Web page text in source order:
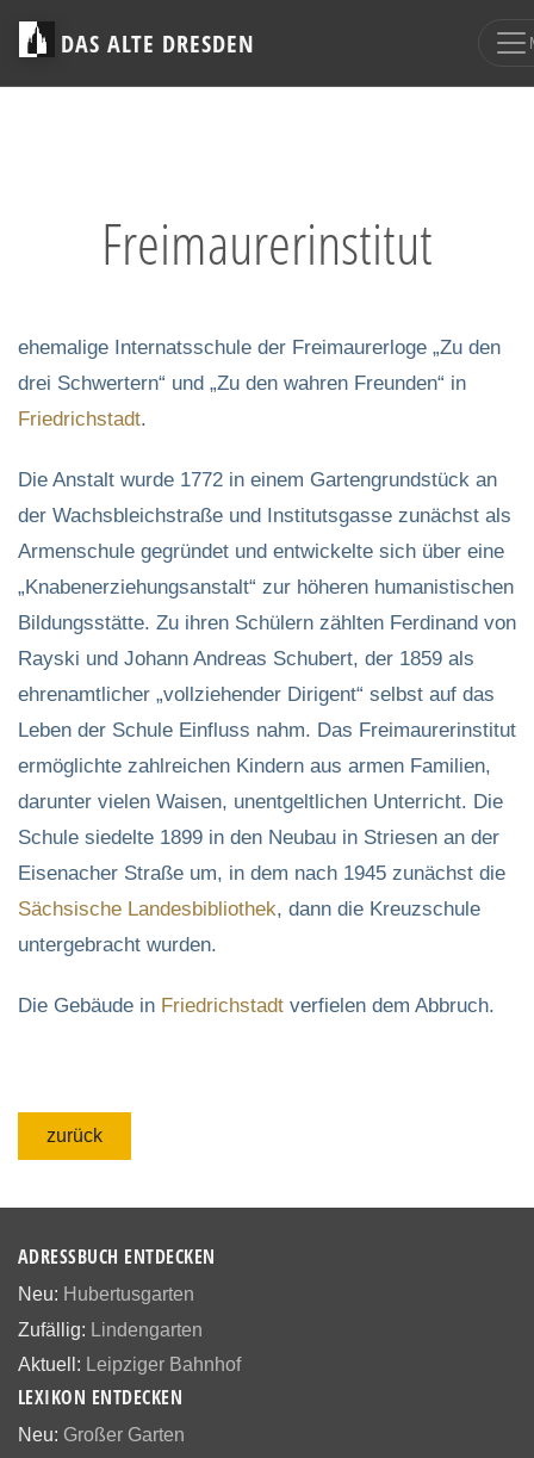
DAS ALTE DRESDEN
Freimaurerinstitut
ehemalige Internatsschule der Freimaurerloge „Zu den
drei Schwertern“ und „Zu den wahren Freunden“ in
Friedrichstadt.
Die Anstalt wurde 1772 in einem Gartengrundstück an
der Wachsbleichstraße und Institutsgasse zunächst als
Armenschule gegründet und entwickelte sich über eine
„Knabenerziehungsanstalt“ zur höheren humanistischen
Bildungsstätte. Zu ihren Schülern zählten Ferdinand von
Rayski und Johann Andreas Schubert, der 1859 als
ehrenamtlicher „vollziehender Dirigent“ selbst auf das
Leben der Schule Einfluss nahm. Das Freimaurerinstitut
ermöglichte zahlreichen Kindern aus armen Familien,
darunter vielen Waisen, unentgeltlichen Unterricht. Die
Schule siedelte 1899 in den Neubau in Striesen an der
Eisenacher Straße um, in dem nach 1945 zunächst die
Sächsische Landesbibliothek, dann die Kreuzschule
untergebracht wurden.
Die Gebäude in Friedrichstadt verfielen dem Abbruch.
zurück
ADRESSBUCH ENTDECKEN
Neu: Hubertusgarten
Zufällig: Lindengarten
Aktuell: Leipziger Bahnhof
LEXIKON ENTDECKEN
Neu: Großer Garten